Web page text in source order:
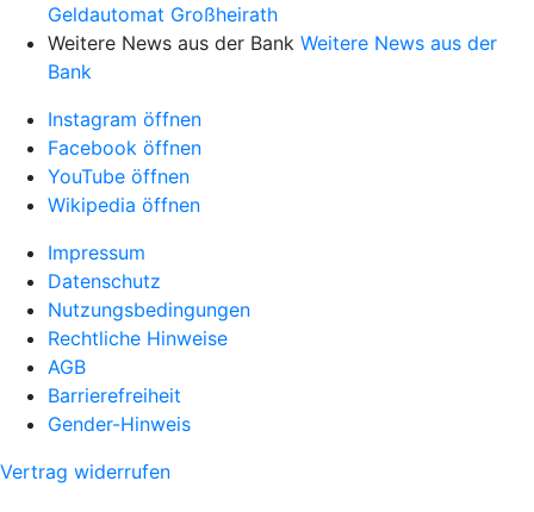
Geldautomat Großheirath
Weitere News aus der Bank Weitere News aus der
Bank
Instagram öffnen
Facebook öffnen
YouTube öffnen
Wikipedia öffnen
Impressum
Datenschutz
Nutzungsbedingungen
Rechtliche Hinweise
AGB
Barrierefreiheit
Gender-Hinweis
Vertrag widerrufen